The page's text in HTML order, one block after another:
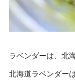
ラベンダーは、北
北海道ラベンダー